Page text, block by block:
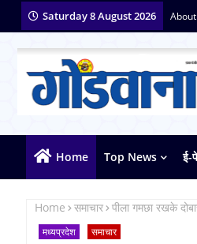
Saturday 8 August 2026
Home Top News ई-
Home समाचार पीला गमछा रखके
मध्यप्रदेश समाचार